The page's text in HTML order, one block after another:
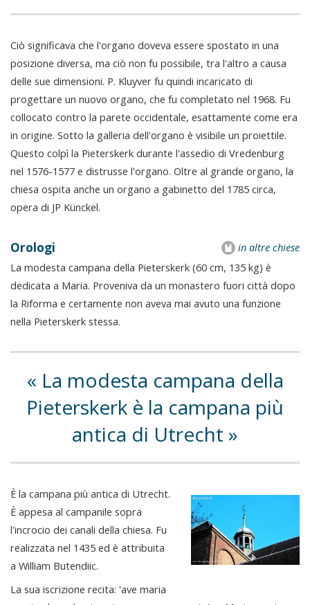
Ciò significava che l'organo doveva essere spostato in una
posizione diversa, ma ciò non fu possibile, tra l'altro a causa
delle sue dimensioni. P. Kluyver fu quindi incaricato di
progettare un nuovo organo, che fu completato nel 1968. Fu
collocato contro la parete occidentale, esattamente come era
in origine. Sotto la galleria dell'organo è visibile un proiettile.
Questo colpì la Pieterskerk durante l'assedio di Vredenburg
nel 1576-1577 e distrusse l'organo. Oltre al grande organo, la
chiesa ospita anche un organo a gabinetto del 1785 circa,
opera di JP Künckel.
in altre chiese
Orologi
La modesta campana della Pieterskerk (60 cm, 135 kg) è
dedicata a Maria. Proveniva da un monastero fuori città dopo
la Riforma e certamente non aveva mai avuto una funzione
nella Pieterskerk stessa.
La modesta campana della
Pieterskerk è la campana più
antica di Utrecht
È la campana più antica di Utrecht.
È appesa al campanile sopra
l'incrocio dei canali della chiesa. Fu
realizzata nel 1435 ed è attribuita
a William Butendiic.
La sua iscrizione recita: 'ave maria